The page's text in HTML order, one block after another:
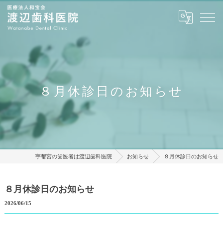
８月休診日のお知らせ
宇都宮の歯医者は渡辺歯科医院 お知らせ ８月休診日のお知らせ
８月休診日のお知らせ
2026/06/15